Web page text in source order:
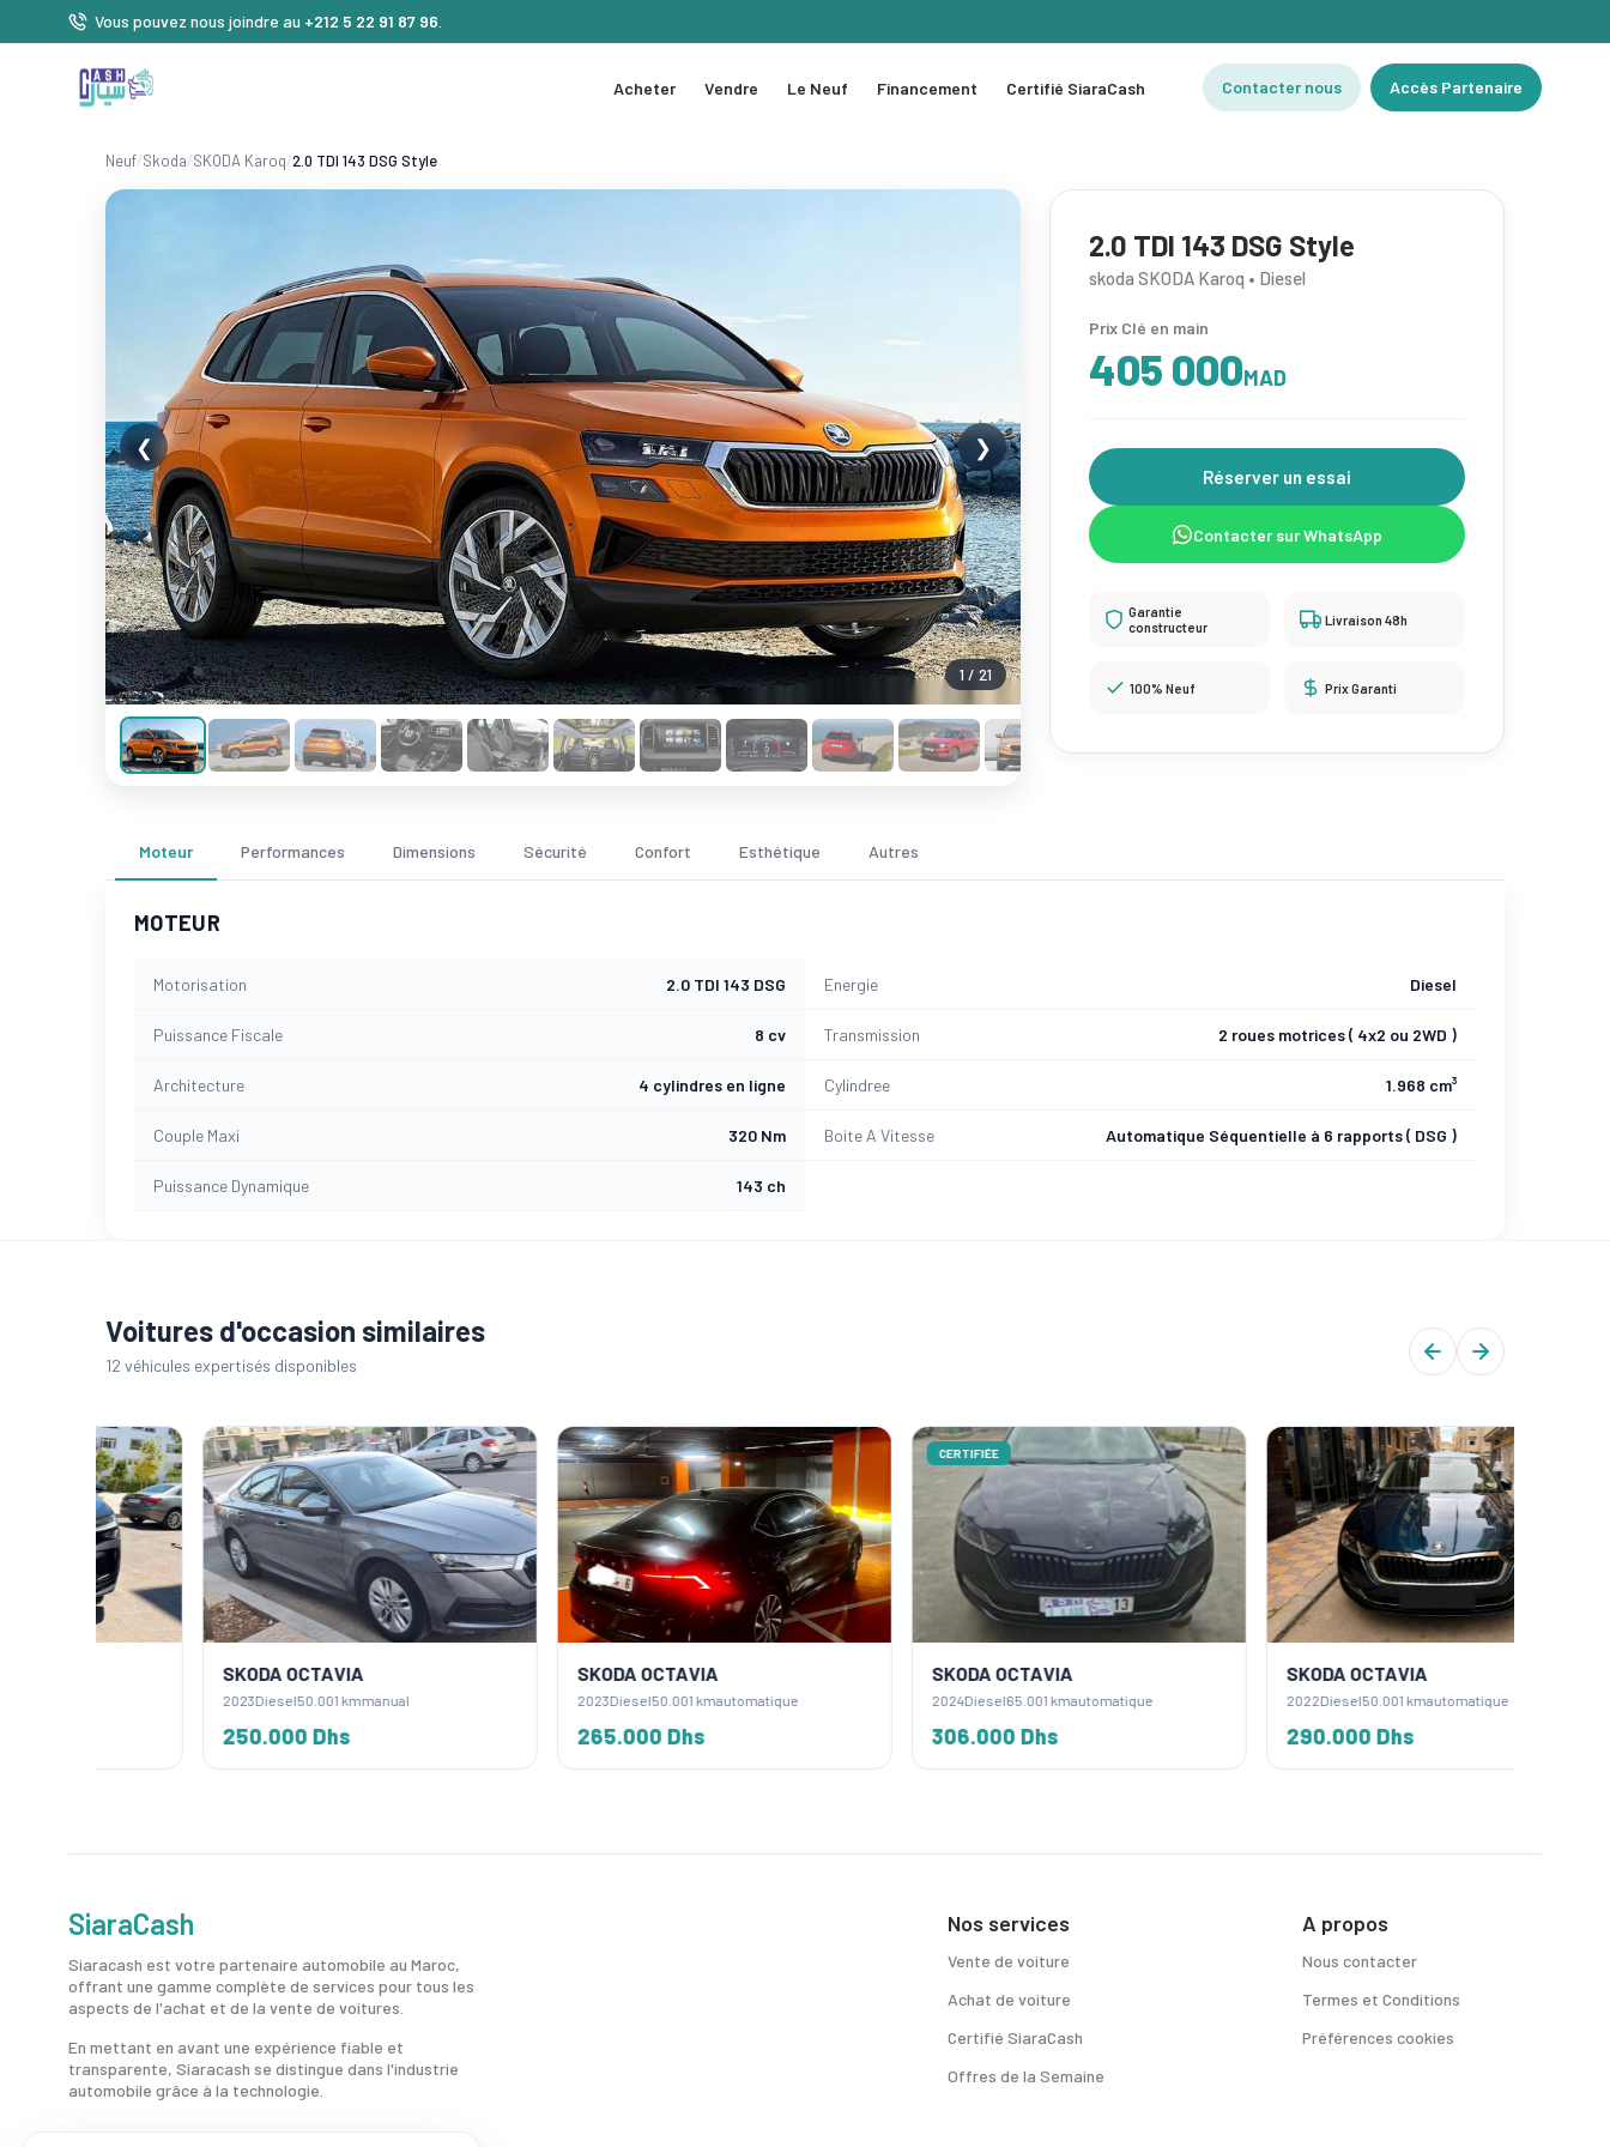
Vous pouvez nous joindre au +212 5 22 91 87 96
Acheter Vendre Le Neuf Financement Certifié SiaraCash Contacter nous Accès Partenaire
Neuf/Skoda/SKODA Karoq/2.0 TDI 143 DSG Style
1 / 21
❮ ❯
2.0 TDI 143 DSG Style
skoda SKODA Karoq • Diesel
Prix Clé en main
405 000MAD
Réserver un essai
Contacter sur WhatsApp
Garantie
constructeur
Livraison 48h
100% Neuf Prix Garanti
Moteur Performances Dimensions Sécurité Confort Esthétique Autres
MOTEUR
Motorisation 2.0 TDI 143 DSG Energie Diesel
Puissance Fiscale 8 cv Transmission 2 roues motrices ( 4x2 ou 2WD )
Architecture 4 cylindres en ligne Cylindree 1.968 cm³
Couple Maxi 320 Nm Boite A Vitesse Automatique Séquentielle à 6 rapports ( DSG )
Puissance Dynamique 143 ch
Voitures d'occasion similaires
12 véhicules expertisés disponibles
SKODA OCTAVIA
50.001 kmmanual
250.000 Dhs
SKODA OCTAVIA
50.001 kmautomatique
265.000 Dhs
CERTIFIÉE
SKODA OCTAVIA
65.001 kmautomatique
306.000 Dhs
SKODA OCTAVIA
50.001 kmautomatique
290.000 Dhs
SiaraCash
Siaracash est votre partenaire automobile au Maroc,
offrant une gamme complète de services pour tous les
aspects de l'achat et de la vente de voitures.
En mettant en avant une expérience fiable et
transparente, Siaracash se distingue dans l'industrie
automobile grâce à la technologie.
Nos services
Vente de voiture
Achat de voiture
Certifié SiaraCash
Offres de la Semaine
A propos
Nous contacter
Termes et Conditions
Préférences cookies